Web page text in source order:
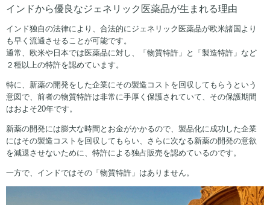
インドから優良なジェネリック医薬品が生まれる理由
インド独自の法律により、合法的にジェネリック医薬品が欧米諸国より
も早く流通させることが可能です。
通常、欧米や日本では医薬品に対し、「物質特許」と「製造特許」など
２種以上の特許を認めています。
特に、新薬の開発をした企業にその製造コストを回収してもらうという
意図で、前者の物質特許は非常に手厚く保護されていて、その保護期間
はおよそ20年です。
新薬の開発には膨大な時間とお金がかかるので、製品化に成功した企業
にはその製造コストを回収してもらい、さらに次なる新薬の開発の意欲
を減退させないために、特許による独占販売を認めているのです。
一方で、インドではその「物質特許」はありません。